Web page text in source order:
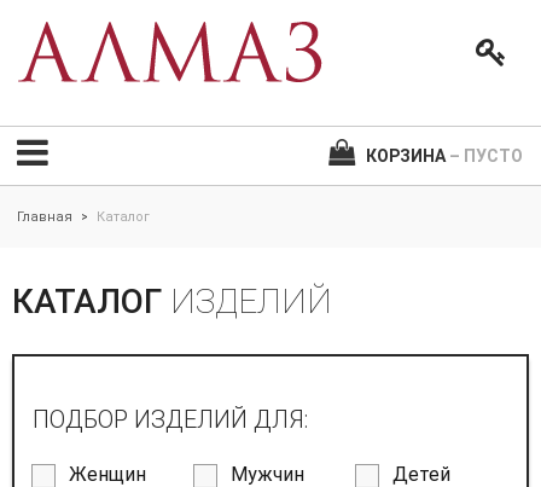
КОРЗИНА – ПУСТО
Главная > Каталог
КАТАЛОГ ИЗДЕЛИЙ
ПОДБОР ИЗДЕЛИЙ ДЛЯ:
Женщин Мужчин
Детей